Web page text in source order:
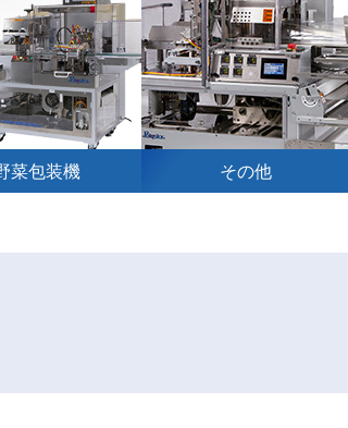
菜包装機 その他